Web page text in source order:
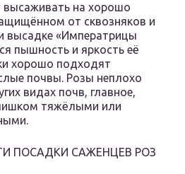
высаживать на хорошо
от сквозняков и
высадке «Императрицы
пышность и яркость её
хорошо подходят
почвы. Розы неплохо
видах почв, главное,
тяжёлыми или
ПОСАДКИ САЖЕНЦЕВ РОЗ